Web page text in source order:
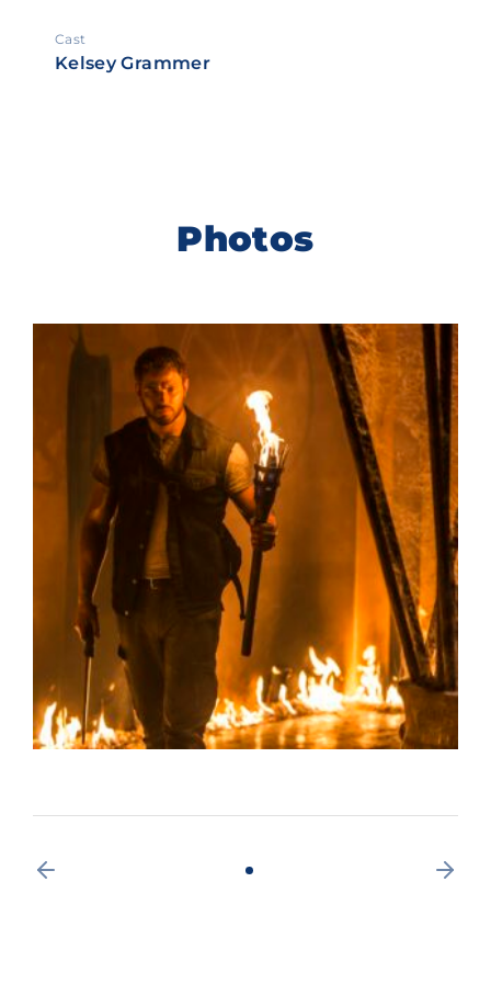
Cast
Kelsey Grammer
Photos